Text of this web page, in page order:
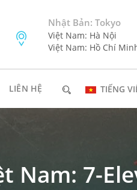
Nhật Bản: Tokyo
Việt Nam: Hà Nội
Việt Nam: Hồ Chí
LIÊN HỆ TIẾNG
Nam: 7-